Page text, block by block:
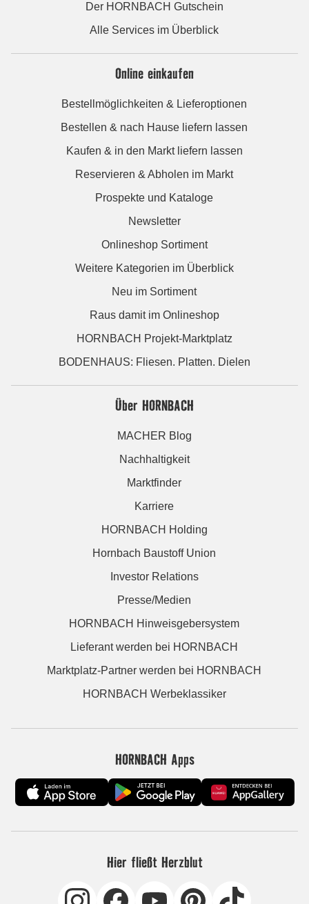
Der HORNBACH Gutschein
Alle Services im Überblick
Online einkaufen
Bestellmöglichkeiten & Lieferoptionen
Bestellen & nach Hause liefern lassen
Kaufen & in den Markt liefern lassen
Reservieren & Abholen im Markt
Prospekte und Kataloge
Newsletter
Onlineshop Sortiment
Weitere Kategorien im Überblick
Neu im Sortiment
Raus damit im Onlineshop
HORNBACH Projekt-Marktplatz
BODENHAUS: Fliesen. Platten. Dielen
Über HORNBACH
MACHER Blog
Nachhaltigkeit
Marktfinder
Karriere
HORNBACH Holding
Hornbach Baustoff Union
Investor Relations
Presse/Medien
HORNBACH Hinweisgebersystem
Lieferant werden bei HORNBACH
Marktplatz-Partner werden bei HORNBACH
HORNBACH Werbeklassiker
HORNBACH Apps
Hier fließt Herzblut